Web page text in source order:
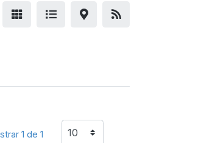
1 de 1